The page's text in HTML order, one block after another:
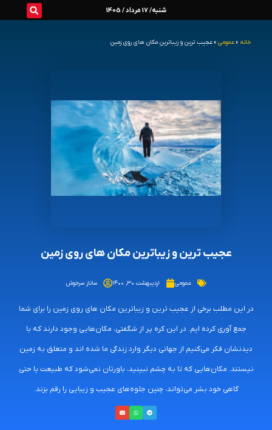
شنبه/ 17 مرداد / 1405
خانه » عمومی » عجیب‌ ترین و زیباترین مکان‌ های روی زمین
عجیب‌ ترین و زیباترین مکان‌ های روی زمین
عمومی اردیبهشت ۳۰, ۱۴۰۰ ساناز سرخوش
در این مطلب برخی از عجیب‌ ترین و زیباترین مکان‌ های روی زمین را برای شما
جمع آوری کرده ایم. در این کره پر از شگفتی، مکان‌هایی وجود دارند که با
دیدنشان فکر می‌کنیم از جهانی دیگر وارد زندگی ما شده اند و متعلق به زمین
نیستند. مکان‌هایی که تا به چشم نبینید، باورتان نمی‌شود که طبیعت یا حتی
گاهی خود بشر می‌تواند، چنین جلوه‌های عجیب و زیبایی را رقم بزند.